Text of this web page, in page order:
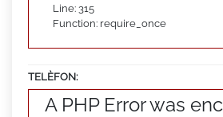
Line: 315
Function: require_once
TELÈFON:
A PHP Error was